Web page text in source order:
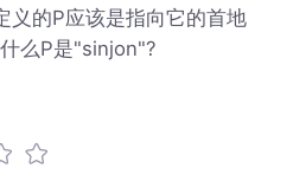
义的P应该是指向它的首地
么P是"sinjon"?